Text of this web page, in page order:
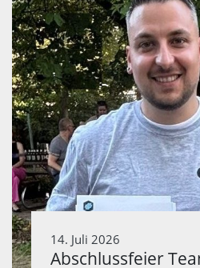
14. Juli 2026
Abschlussfeier